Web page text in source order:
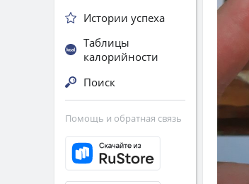
Истории успеха
Таблицы
калорийности
Поиск
Помощь и обратная связь